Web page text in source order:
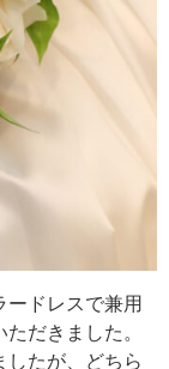
ドレスで兼用
だきました。
したが、どちら